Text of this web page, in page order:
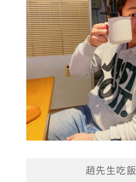
趙先生吃飯